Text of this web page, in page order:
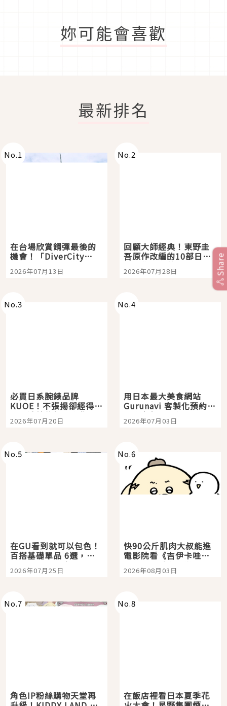
妳可能會喜歡
最新排名
No.1
在台場欣賞鋼彈最後的
機會！「DiverCity
Tokyo Plaza」搭船、
購物、美食及夜景，一
2026年07月13日
No.2
回顧大師經典！東野圭
吾原作改編的10部日本
影視作品推薦
2026年07月28日
No.3
必買日系腕錶品牌
KUOE！不張揚卻經得起
時間洗鍊的經典之作五
選
2026年07月20日
No.4
用日本最大美食網站
Gurunavi 客製化預約九
大都市餐廳，打造專屬
美食體驗！
2026年07月03日
No.5
在GU看到就可以包色！
百搭基礎單品 6選，閉
眼全收也不心疼
2026年07月25日
No.6
快90公斤肌肉大叔能進
電影院看《吉伊卡哇》
嗎？日本重金屬樂團
「打首」會長與nagano
2026年08月03日
No.7
角色IP粉絲購物天堂再
No.8
在飯店裡看日本夏季花
Share